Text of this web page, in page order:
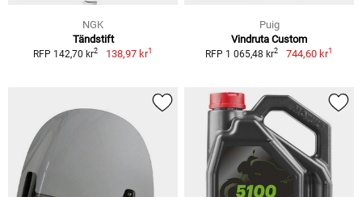
NGK
Tändstift
RFP 142,70 kr2 138,97 kr1
Puig
Vindruta Custom
RFP 1 065,48 kr2 744,60 kr1